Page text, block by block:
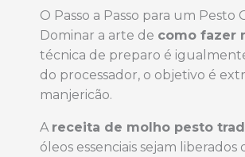
O Passo a Passo para um Pesto
Dominar a arte de como fazer
técnica de preparo é
do processador, o objetivo é
manjericão.
A receita de molho pesto
óleos essenciais sejam